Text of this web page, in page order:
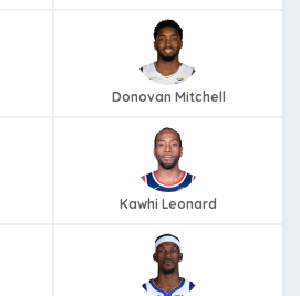
Donovan Mitchell
Kawhi Leonard